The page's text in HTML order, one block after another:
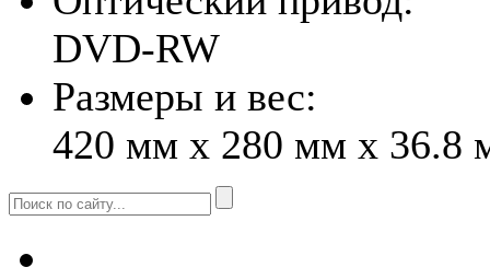
DVD-RW
Размеры и вес:
420 мм x 280 мм x 36.8